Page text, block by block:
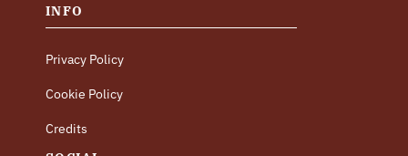
INFO
Privacy Policy
Cookie Policy
Credits